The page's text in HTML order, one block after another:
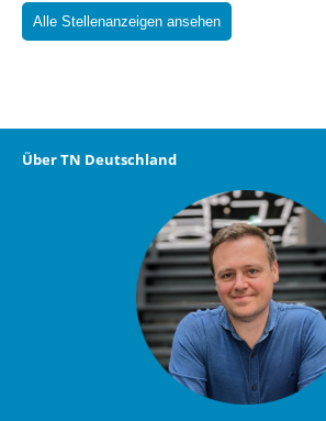
Alle Stellenanzeigen ansehen
Über TN Deutschland